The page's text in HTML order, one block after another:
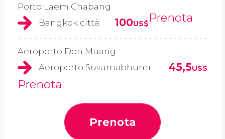
Porto Laem Chabang
Bangkok città
100US$Prenota
Aeroporto Don Muang
Aeroporto Suvarnabhumi
45,5US$
Prenota
Prenota